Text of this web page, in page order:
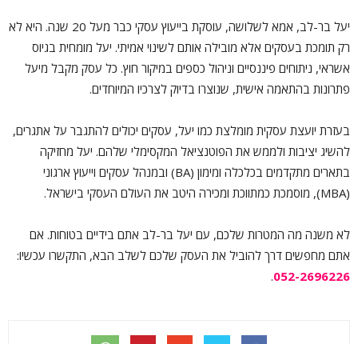
יעל בר-לב, אמא לשלושה, עוסקת בייעוץ עסקי כבר מעל 20 שנה. היא לא
רק תומכת בעסקים אלא מובילה אותם לשינוי אמיתי. יעל מומחית בגיוס
אשראי, ניתוחים פיננסיים וניהול כספים במיקור חוץ. כל עסק מקבל מיעל
פתרונות בהתאמה אישית, שנוצרו בדיוק לצרכיו המיוחדים.
בעזרת יועצת עסקית מומלצת כמו יעל, עסקים יכולים להתגבר על אתגרים,
להשיג יציבות ולממש את הפוטנציאל המקסימלי שלהם. יעל מחזיקה
בתארים מתקדמים בכלכלה ומימון (BA) ובמנהל עסקים וייעוץ ארגוני
(MBA), מוסמכת כמתווכת ומכירה היטב את העולם העסקי בישראל.
לא משנה מה המטרות שלכם, עם יעל בר-לב אתם בידיים בטוחות. אם
אתם מחפשים דרך להוביל את העסק שלכם לשלב הבא, התקשרו עכשיו:
052-2696226
.